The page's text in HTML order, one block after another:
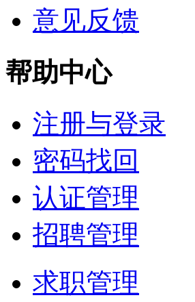
意见反馈
帮助中心
注册与登录
密码找回
认证管理
招聘管理
求职管理